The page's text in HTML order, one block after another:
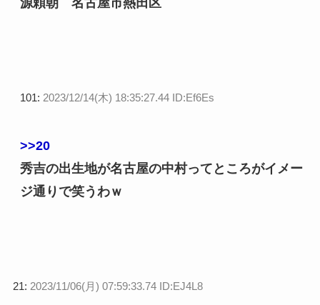
源頼朝 名古屋市熱田区
101: 2023/12/14(木) 18:35:27.44 ID:Ef6Es
>>20
秀吉の出生地が名古屋の中村ってところがイメー
ジ通りで笑うわｗ
21: 2023/11/06(月) 07:59:33.74 ID:EJ4L8